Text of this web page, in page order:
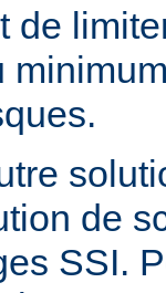
de
de
SSI.